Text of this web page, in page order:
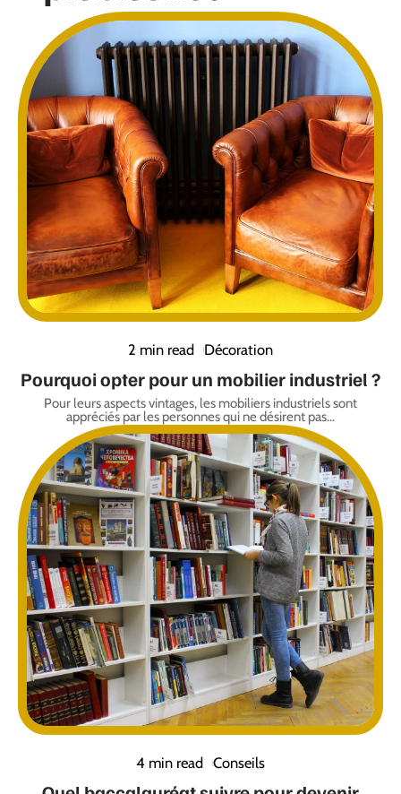
2 min read Décoration
Pourquoi opter pour un mobilier industriel ?
Pour leurs aspects vintages, les mobiliers industriels sont
appréciés par les personnes qui ne désirent pas…
4 min read Conseils